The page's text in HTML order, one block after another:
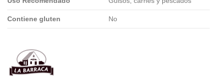
Contiene gluten No